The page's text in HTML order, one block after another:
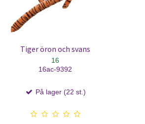
Tiger öron och svans
16
16ac-9392
På lager (22 st.)